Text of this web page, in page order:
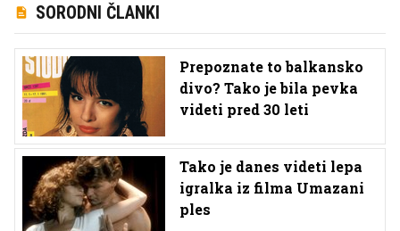
SORODNI ČLANKI
Prepoznate to balkansko
divo? Tako je bila pevka
videti pred 30 leti
Tako je danes videti lepa
igralka iz filma Umazani
ples